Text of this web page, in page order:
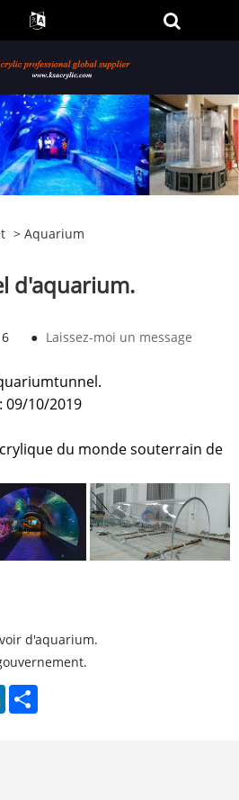
> Aquarium
d'aquarium.
6 ● Laissez-moi un message
09/10/2019
du monde souterrain de
d'aquarium.
LinkedIn